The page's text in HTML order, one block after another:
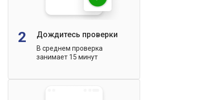
2 Дождитесь проверки
В среднем проверка
занимает 15 минут